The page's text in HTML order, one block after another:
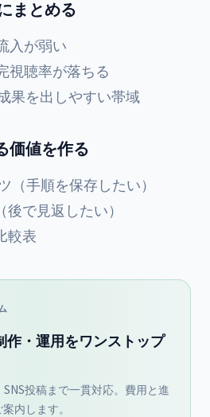
まとめる
入が弱い
視聴率が落ちる
果を出しやすい帯域
価値を作る
（手順を保存したい）
で見返したい）
較表
作・運用をワンストップ
投稿まで一貫対応。費用と進
内します。